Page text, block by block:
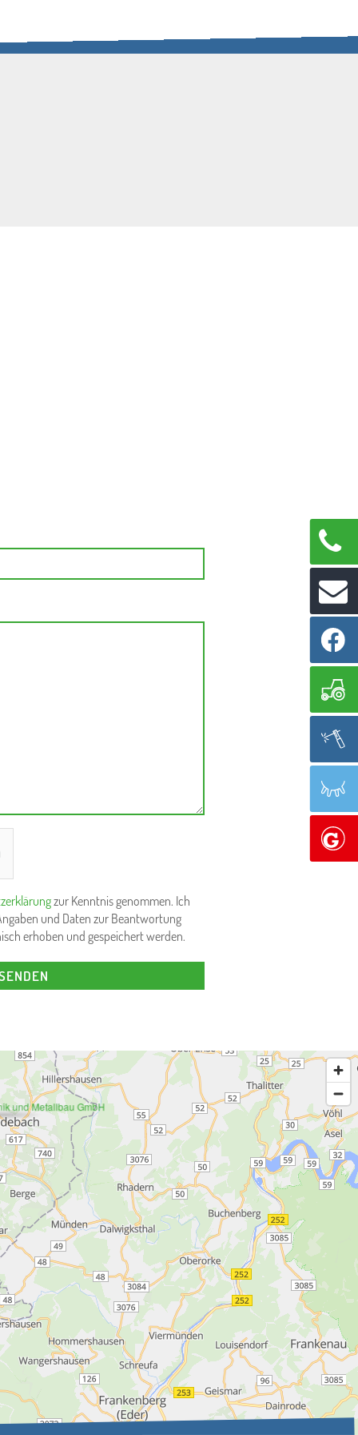
zur Kenntnis genommen. Ich
und Daten zur Beantwortung
erhoben und gespeichert werden.